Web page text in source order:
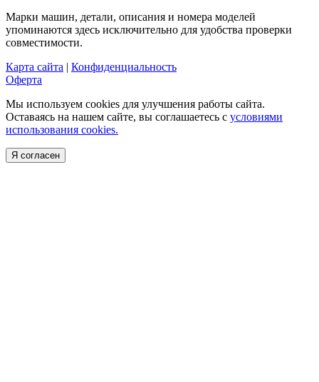
Марки машин, детали, описания и номера моделей
упоминаются здесь исключительно для удобства проверки
совместимости.
Карта сайта | Конфиденциальность
Оферта
Мы используем cookies для улучшения работы сайта.
Оставаясь на нашем сайте, вы соглашаетесь с условиями
использования cookies.
Я согласен